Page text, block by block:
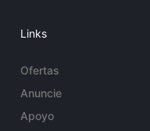
Links
Ofertas
Anuncie
Apoyo